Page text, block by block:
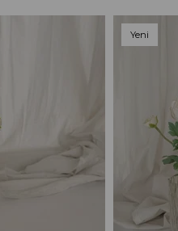
Yeni